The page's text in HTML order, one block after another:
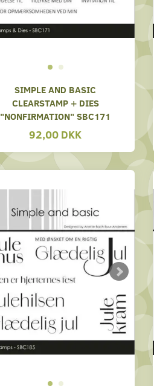
SIMPLE AND BASIC
CLEARSTAMP + DIES
"NONFIRMATION" SBC171
92,00 DKK